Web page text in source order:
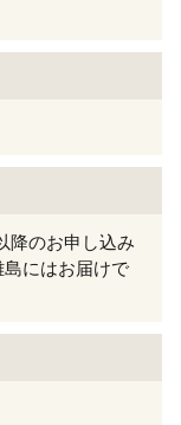
降のお申し込み
にはお届けで